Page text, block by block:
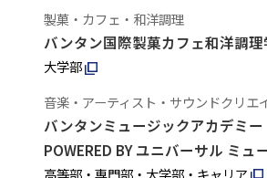
製菓・カフェ・和洋調理
バンタン国際製菓カフェ和洋調理
大学部
音楽・アーティスト・サウンドクリエ
バンタンミュージックアカデミー
POWERED BY ユニバーサル ミュ
高等部・専門部・大学部・キャリア